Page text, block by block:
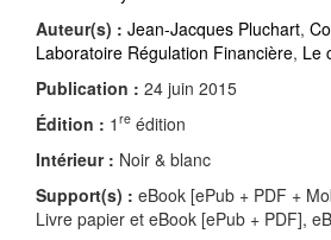
Auteur(s) : Jean-Jacques Pluchart,
Laboratoire Régulation Financière, Le
Publication : 24 juin 2015
Édition : 1 re édition
Intérieur : Noir & blanc
Support(s) : eBook [ePub + PDF +
Livre papier et eBook [ePub + PDF],